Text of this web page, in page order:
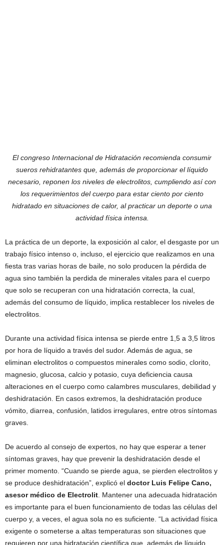
El congreso Internacional de Hidratación recomienda consumir
sueros rehidratantes que, además de proporcionar el líquido
necesario, reponen los niveles de electrolitos, cumpliendo así con
los requerimientos del cuerpo para estar ciento por ciento
hidratado en situaciones de calor, al practicar un deporte o una
actividad física intensa.
La práctica de un deporte, la exposición al calor, el desgaste por un
trabajo físico intenso o, incluso, el ejercicio que realizamos en una
fiesta tras varias horas de baile, no solo producen la pérdida de
agua sino también la perdida de minerales vitales para el cuerpo
que solo se recuperan con una hidratación correcta, la cual,
además del consumo de líquido, implica restablecer los niveles de
electrolitos.
Durante una actividad física intensa se pierde entre 1,5 a 3,5 litros
por hora de líquido a través del sudor. Además de agua, se
eliminan electrolitos o compuestos minerales como sodio, clorito,
magnesio, glucosa, calcio y potasio, cuya deficiencia causa
alteraciones en el cuerpo como calambres musculares, debilidad y
deshidratación. En casos extremos, la deshidratación produce
vómito, diarrea, confusión, latidos irregulares, entre otros síntomas
graves.
De acuerdo al consejo de expertos, no hay que esperar a tener
síntomas graves, hay que prevenir la deshidratación desde el
primer momento. “Cuando se pierde agua, se pierden electrolitos y
se produce deshidratación”, explicó el doctor Luis Felipe Cano,
asesor médico de Electrolit. Mantener una adecuada hidratación
es importante para el buen funcionamiento de todas las células del
cuerpo y, a veces, el agua sola no es suficiente. “La actividad física
exigente o someterse a altas temperaturas son situaciones que
requieren por una hidratación científica que, además de líquido,